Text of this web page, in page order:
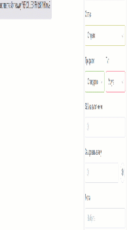
поля
контактов
в заявках